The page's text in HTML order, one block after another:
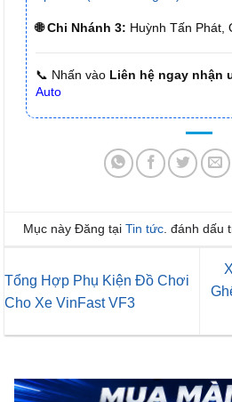
🌐 Chi Nhánh 3: Huỳnh Tấn Phát,
📞 Nhấn vào Liên hệ ngay nhận
Auto
Mục này Đăng tại Tin tức . đánh dấu
Tổng Hợp Phụ Kiện Đồ Chơi
Cho Xe VinFast VF3